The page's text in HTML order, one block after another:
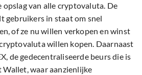
van alle cryptovaluta. De
gebruikers in staat om snel
of ze nu willen verkopen en winst
willen kopen. Daarnaast
de gedecentraliseerde beurs die is
Wallet, waar aanzienlijke